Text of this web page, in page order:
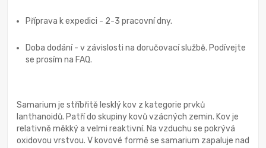
Příprava k expedici - 2-3 pracovní dny.
Doba dodání - v závislosti na doručovací službě. Podívejte
se prosím na FAQ.
Samarium je stříbřitě lesklý kov z kategorie prvků
lanthanoidů. Patří do skupiny kovů vzácných zemin. Kov je
relativně měkký a velmi reaktivní. Na vzduchu se pokrývá
oxidovou vrstvou. V kovové formě se samarium zapaluje nad